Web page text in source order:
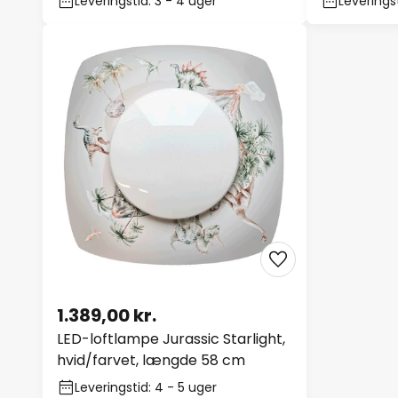
LED-loftlampe Jurassic Starlight,
hvid/farvet, længde 58 cm
1.389,00 kr.
Leveringstid: 4 - 5 uger